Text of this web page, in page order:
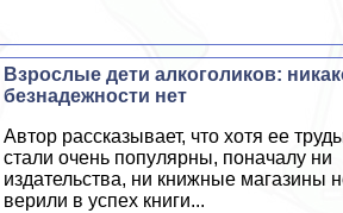
Взрослые дети алкоголиков:
безнадежности нет
Автор рассказывает, что хотя ее
стали очень популярны, поначалу ни
издательства, ни книжные магазины
верили в успех книги...